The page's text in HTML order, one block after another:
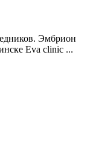
Эмбрион
Eva clinic ...